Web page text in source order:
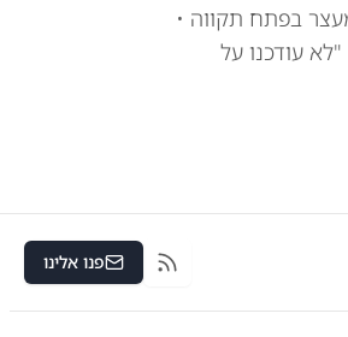
בפתח תקווה •
עודכנו על
RSS פנו אלינו